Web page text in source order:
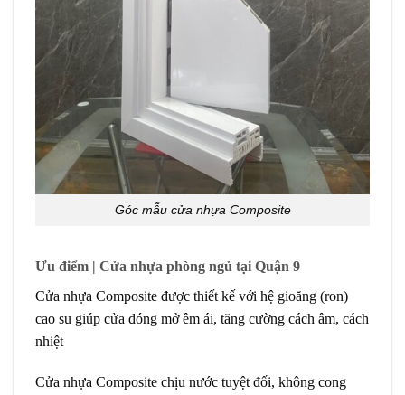
Góc mẫu cửa nhựa Composite
Ưu điểm | Cửa nhựa phòng ngủ tại Quận 9
Cửa nhựa Composite được thiết kế với hệ gioăng (ron)
cao su giúp cửa đóng mở êm ái, tăng cường cách âm, cách
nhiệt
Cửa nhựa Composite chịu nước tuyệt đối, không cong